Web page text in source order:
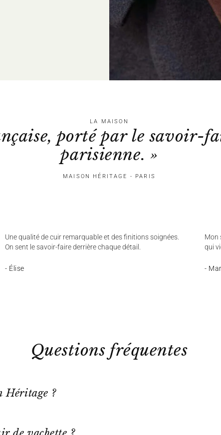
LA MAISON
porté par le savoir-
parisienne. »
MAISON HÉRITAGE - PARIS
Une qualité de cuir remarquable et des finitions soignées.
On sent le savoir-faire derrière chaque détail.
- Élise
Mon
qui
-
Questions fréquentes
Héritage ?